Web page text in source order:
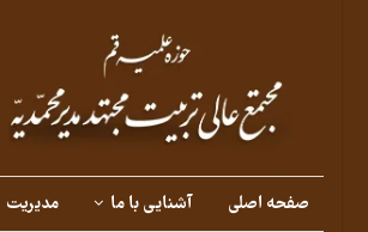
صفحه اصلی آشنایی با ما مدیریت